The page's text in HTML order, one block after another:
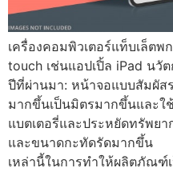
เครื่องคอมพิวเตอร์แท็บเล็ต
touch เช่นแอปเปิ้ล iPad นวั
ปีที่ผ่านมา: หน้าจอแบบสัมผั
มากขึ้นเป็นมิตรมากขึ้นและใ
แบตเตอรี่และประหยัดทรัพย
และขนาดกะทัดรัดมากขึ้น
เหล่านี้ในการทำให้ผลิตภัณฑ์